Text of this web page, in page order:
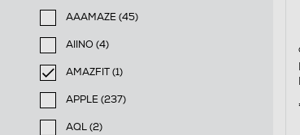
AAAMAZE (45)
Filtra per Marca: AAAMAZE
AIINO (4)
Filtra per Marca: AIINO
AMAZFIT (1)
selected Filtro applicato per Marca:
APPLE (237)
Filtra per Marca: APPLE
AQL (2)